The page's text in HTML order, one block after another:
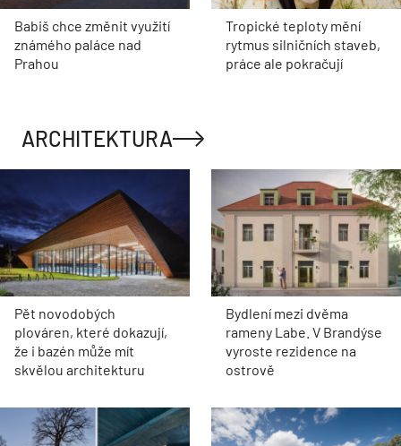
Babiš chce změnit využití
známého paláce nad
Prahou
Tropické teploty mění
rytmus silničních staveb,
práce ale pokračují
ARCHITEKTURA
Pět novodobých
plováren, které dokazují,
že i bazén může mít
skvělou architekturu
Bydlení mezi dvěma
rameny Labe. V Brandýse
vyroste rezidence na
ostrově